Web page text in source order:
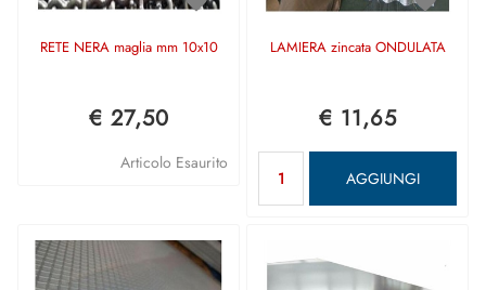
RETE NERA maglia mm 10x10
€ 27,50
Articolo Esaurito
LAMIERA zincata ONDULATA
€ 11,65
AGGIUNGI